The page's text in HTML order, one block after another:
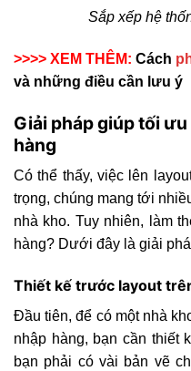
Sắp xếp hệ
>>>> XEM THÊM: Cách
và những điều cần lưu ý
Giải pháp giúp tối
hàng
Có thể thấy, việc lên
trọng, chúng mang tới
nhà kho. Tuy nhiên, làm
hàng? Dưới đây là giải
Thiết kế trước layout
Đầu tiên, để có một nhà
nhập hàng, bạn cần thiết
bạn phải có vài bản vẽ